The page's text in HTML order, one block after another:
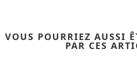
VOUS POURRIEZ AUSSI
PAR CES